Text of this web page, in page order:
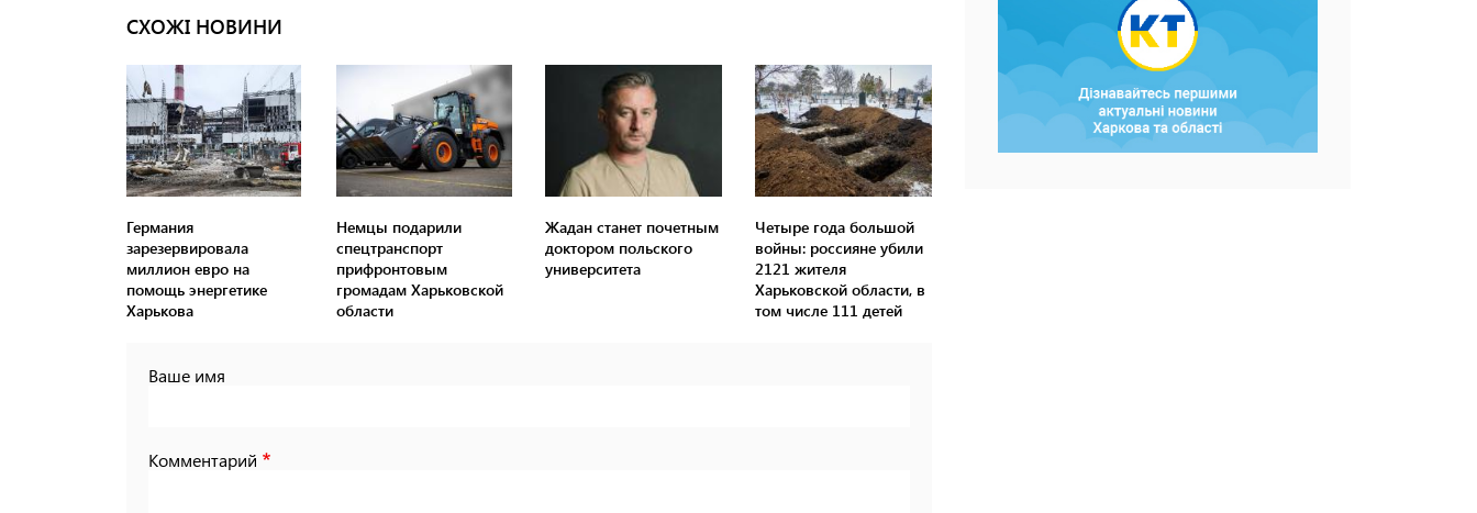
СХОЖІ НОВИНИ
Германия
зарезервировала
миллион евро на
помощь энергетике
Харькова
Немцы подарили
спецтранспорт
прифронтовым
громадам Харьковской
области
Жадан станет почетным
доктором польского
университета
Четыре года большой
войны: россияне убили
2121 жителя
Харьковской области, в
том числе 111 детей
Ваше имя
Комментарий